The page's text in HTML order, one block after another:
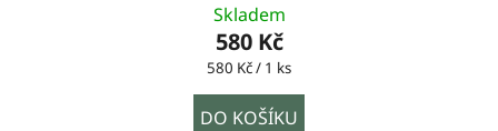
Skladem
580 Kč
Měrná
580 Kč / 1 ks
DO KOŠÍKU